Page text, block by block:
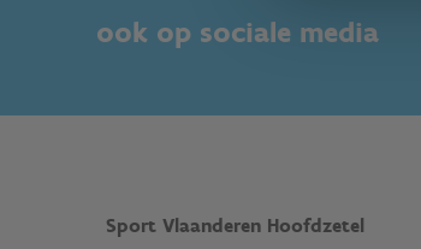
ook op sociale media
Sport Vlaanderen Hoofdzetel